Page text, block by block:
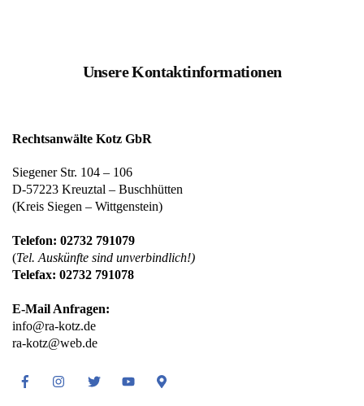
Unsere Kontaktinformationen
Rechtsanwälte Kotz GbR
Siegener Str. 104 – 106
D-57223 Kreuztal – Buschhütten
(Kreis Siegen – Wittgenstein)
Telefon: 02732 791079
(Tel. Auskünfte sind unverbindlich!)
Telefax: 02732 791078
E-Mail Anfragen:
info@ra-kotz.de
ra-kotz@web.de
FacebookInstagramTwitter YoutubeGoogle